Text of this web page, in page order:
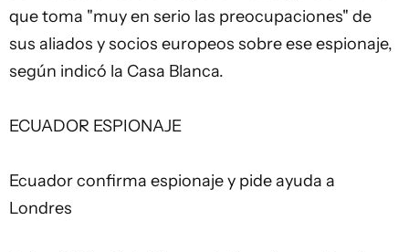
que toma "muy en serio las preocupaciones" de
sus aliados y socios europeos sobre ese espionaje,
según indicó la Casa Blanca.
ECUADOR ESPIONAJE
Ecuador confirma espionaje y pide ayuda a
Londres